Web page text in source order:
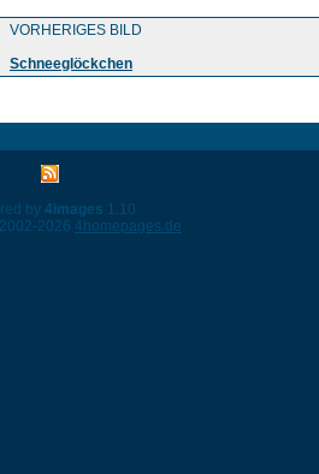
VORHERIGES BILD
Schneeglöckchen
by 4images 1.10
2026 4homepages.de